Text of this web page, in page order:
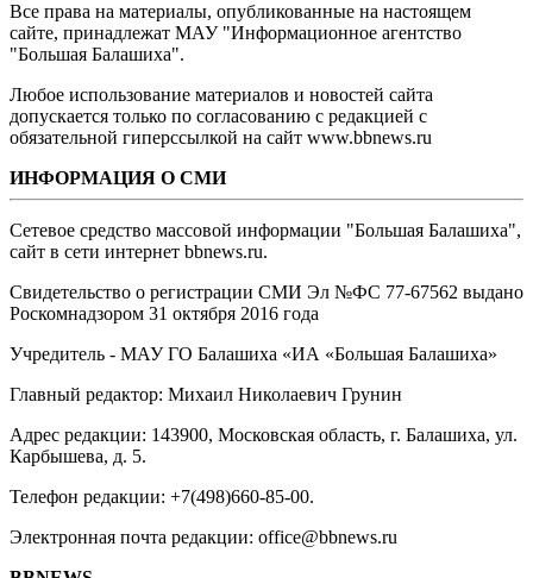
Все права на материалы, опубликованные на настоящем
сайте, принадлежат МАУ "Информационное агентство
"Большая Балашиха".
Любое использование материалов и новостей сайта
допускается только по согласованию с редакцией с
обязательной гиперссылкой на сайт www.bbnews.ru
ИНФОРМАЦИЯ О СМИ
Сетевое средство массовой информации "Большая Балашиха",
сайт в сети интернет bbnews.ru.
Свидетельство о регистрации СМИ Эл №ФС ‎77-67562 выдано
Роскомнадзором 31 октября 2016 года
Учредитель - МАУ ГО Балашиха «ИА «Большая Балашиха»
Главный редактор: Михаил Николаевич Грунин
Адрес редакции: 143900, Московская область, г. Балашиха, ул.
Карбышева, д. 5.
Телефон редакции: +7(498)660-85-00.
Электронная почта редакции: office@bbnews.ru